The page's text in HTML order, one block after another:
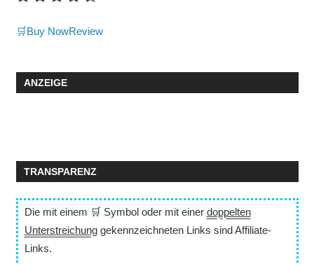
🛒Buy NowReview
ANZEIGE
TRANSPARENZ
Die mit einem 🛒 Symbol oder mit einer doppelten
Unterstreichunggekennzeichneten Links sind Affiliate-
Links.